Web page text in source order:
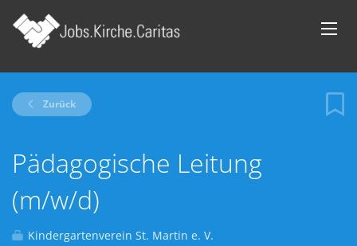
Zurück
Pädagogische Leitung
(m/w/d)
Kindergartenverein St. Martin e. V.